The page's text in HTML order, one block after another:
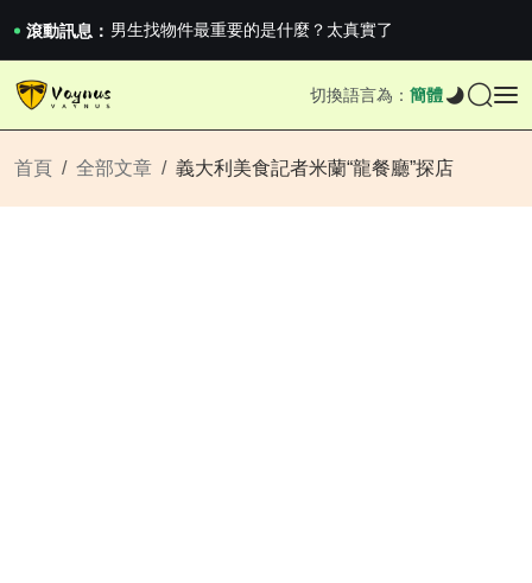
滾動訊息： 2026澳網男單收官：全滿貫對上全滿亞，德約...
《巔峰守衛 Highguard》正式上線，官...
男生找物件最重要的是什麼？太真實了
切換語言為： 簡體
首頁 全部文章 義大利美食記者米蘭“龍餐廳”探店